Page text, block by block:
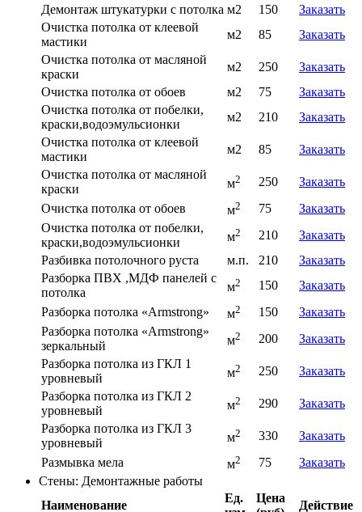
Демонтаж штукатурки с потолка м2 150
Заказать
Очистка потолка от клеевой
мастики
м2 85
Заказать
Очистка потолка от масляной
краски
м2 250
Заказать
Очистка потолка от обоев
м2 75
Заказать
Очистка потолка от побелки,
краски,водоэмульсионки
м2 210
Заказать
Очистка потолка от клеевой
мастики
м2 85
Заказать
Очистка потолка от масляной
краски
м2 250
Заказать
Очистка потолка от обоев
м2 75
Заказать
Очистка потолка от побелки,
краски,водоэмульсионки
м2 210
Заказать
Разбивка потолочного руста
м.п. 210
Заказать
Разборка ПВХ ,МДФ панелей с
потолка
м2 150
Заказать
Разборка потолка «Armstrong»
м2 150
Заказать
Разборка потолка «Armstrong»
зеркальный
м2 200
Заказать
Разборка потолка из ГКЛ 1
уровневый
м2 250
Заказать
Разборка потолка из ГКЛ 2
уровневый
м2 290
Заказать
Разборка потолка из ГКЛ 3
уровневый
м2 330
Заказать
Размывка мела
м2 75
Заказать
Стены: Демонтажные работы
Наименование
Ед.
Цена
Действие